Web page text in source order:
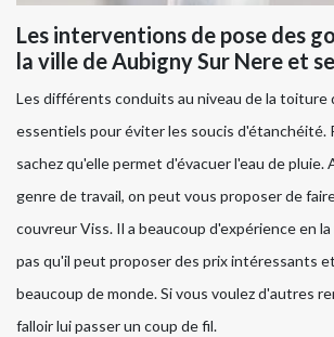
Les interventions de pose des
la ville de Aubigny Sur Nere et
Les différents conduits au niveau de la toiture
essentiels pour éviter les soucis d'étanchéité.
sachez qu'elle permet d'évacuer l'eau de pluie.
genre de travail, on peut vous proposer de
couvreur Viss. Il a beaucoup d'expérience en
pas qu'il peut proposer des prix intéressants
beaucoup de monde. Si vous voulez d'autres
falloir lui passer un coup de fil.